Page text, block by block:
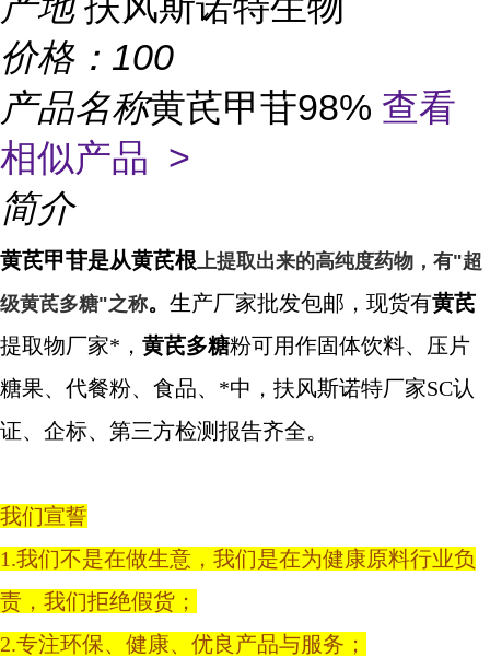
价格： 100
产品名称黄芪甲苷98% 查看
相似产品 >
简介
黄芪甲苷是从黄芪根上提取出来的高纯度药物，有"超
级黄芪多糖"之称。 生产厂家批发包邮，现货有黄芪
提取物厂家*， 黄芪多糖粉可用作固体饮料、压片
糖果、代餐粉、食品、*中，扶风斯诺特厂家SC认
证、企标、第三方检测报告齐全。
我们宣誓
1.我们不是在做生意，我们是在为健康原料行业负
责，我们拒绝假货；
2.专注环保、健康、优良产品与服务；